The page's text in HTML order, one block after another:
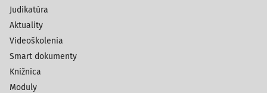
Judikatúra
Aktuality
Videoškolenia
Smart dokumenty
Knižnica
Moduly